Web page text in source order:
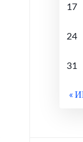
17
24
31
«